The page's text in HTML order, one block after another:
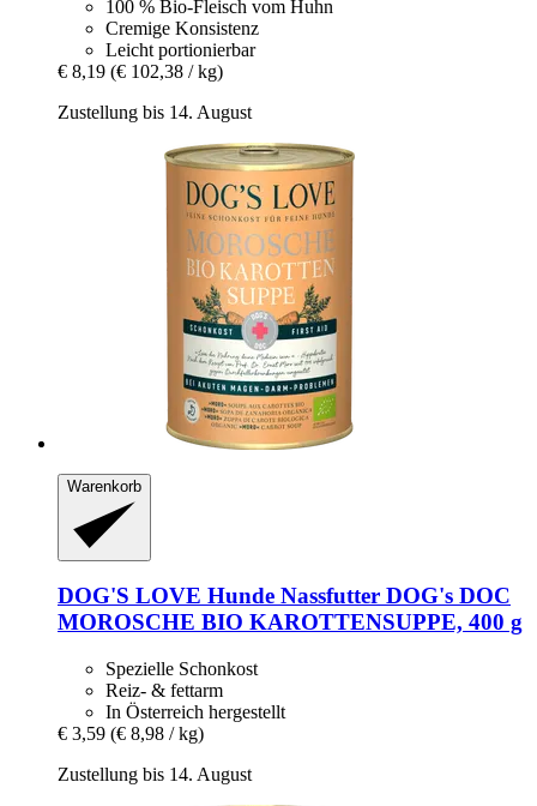
100 % Bio-Fleisch vom Huhn
Cremige Konsistenz
Leicht portionierbar
€ 8,19 (€ 102,38 / kg)
Zustellung bis 14. August
Warenkorb
DOG'S LOVE Hunde Nassfutter DOG's DOC
MOROSCHE BIO KAROTTENSUPPE, 400 g
Spezielle Schonkost
Reiz- & fettarm
In Österreich hergestellt
€ 3,59 (€ 8,98 / kg)
Zustellung bis 14. August